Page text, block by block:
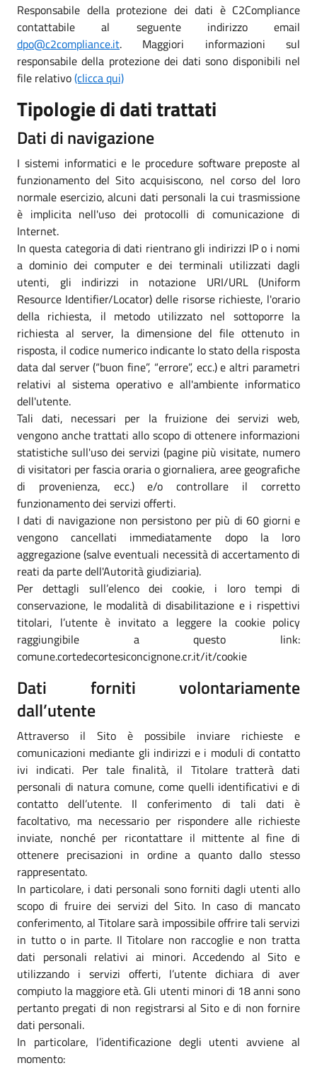
Responsabile della protezione dei dati è C2Compliance
contattabile al seguente indirizzo email
dpo@c2compliance.it. Maggiori informazioni sul
responsabile della protezione dei dati sono disponibili nel
file relativo(clicca qui)
Tipologie di dati trattati
Dati di navigazione
I sistemi informatici e le procedure software preposte al
funzionamento del Sito acquisiscono, nel corso del loro
normale esercizio, alcuni dati personali la cui trasmissione
è implicita nell'uso dei protocolli di comunicazione di
Internet.
In questa categoria di dati rientrano gli indirizzi IP o i nomi
a dominio dei computer e dei terminali utilizzati dagli
utenti, gli indirizzi in notazione URI/URL (Uniform
Resource Identifier/Locator) delle risorse richieste, l'orario
della richiesta, il metodo utilizzato nel sottoporre la
richiesta al server, la dimensione del file ottenuto in
risposta, il codice numerico indicante lo stato della risposta
data dal server (“buon fine”, “errore”, ecc.) e altri parametri
relativi al sistema operativo e all'ambiente informatico
dell'utente.
Tali dati, necessari per la fruizione dei servizi web,
vengono anche trattati allo scopo di ottenere informazioni
statistiche sull'uso dei servizi (pagine più visitate, numero
di visitatori per fascia oraria o giornaliera, aree geografiche
di provenienza, ecc.) e/o controllare il corretto
funzionamento dei servizi offerti.
I dati di navigazione non persistono per più di 60 giorni e
vengono cancellati immediatamente dopo la loro
aggregazione (salve eventuali necessità di accertamento di
reati da parte dell'Autorità giudiziaria).
Per dettagli sull’elenco dei cookie, i loro tempi di
conservazione, le modalità di disabilitazione e i rispettivi
titolari, l’utente è invitato a leggere la cookie policy
raggiungibile a questo link:
comune.cortedecortesiconcignone.cr.it/it/cookie
Dati forniti volontariamente
dall’utente
Attraverso il Sito è possibile inviare richieste e
comunicazioni mediante gli indirizzi e i moduli di contatto
ivi indicati. Per tale finalità, il Titolare tratterà dati
personali di natura comune, come quelli identificativi e di
contatto dell’utente. Il conferimento di tali dati è
facoltativo, ma necessario per rispondere alle richieste
inviate, nonché per ricontattare il mittente al fine di
ottenere precisazioni in ordine a quanto dallo stesso
rappresentato.
In particolare, i dati personali sono forniti dagli utenti allo
scopo di fruire dei servizi del Sito. In caso di mancato
conferimento, al Titolare sarà impossibile offrire tali servizi
in tutto o in parte. Il Titolare non raccoglie e non tratta
dati personali relativi ai minori. Accedendo al Sito e
utilizzando i servizi offerti, l’utente dichiara di aver
compiuto la maggiore età. Gli utenti minori di 18 anni sono
pertanto pregati di non registrarsi al Sito e di non fornire
dati personali.
In particolare, l’identificazione degli utenti avviene al
momento: